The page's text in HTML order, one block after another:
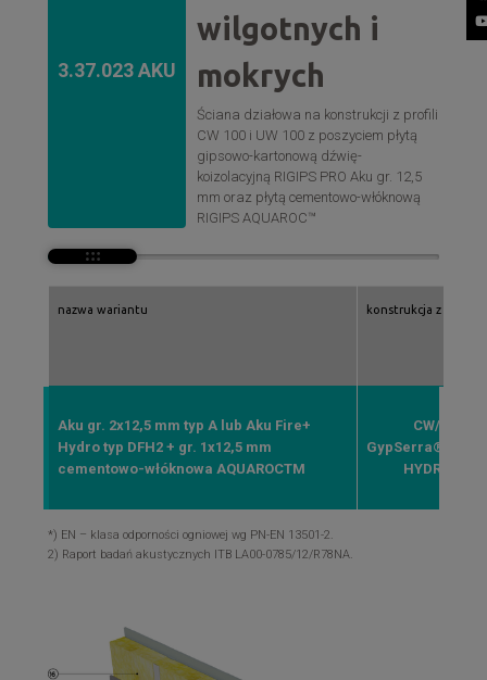
3.37.023 AKU
wilgotnych i
mokrych
Ściana działowa na konstrukcji z profili
CW 100 i UW 100 z poszyciem płytą
gipsowo-kartonową dźwię-
koizolacyjną RIGIPS PRO Aku gr. 12,5
mm oraz płytą cementowo-włóknową
RIGIPS AQUAROC™
nazwa wariantu konstrukcja z profili
Aku gr. 2x12,5 mm typ A lub Aku Fire+
Hydro typ DFH2 + gr. 1x12,5 mm
cementowo-włóknowa AQUAROCTM
CW/UW
GypSerra®/
*) EN – klasa odporności ogniowej wg PN-EN 13501-2.
2) Raport badań akustycznych ITB LA00-0785/12/R78NA.